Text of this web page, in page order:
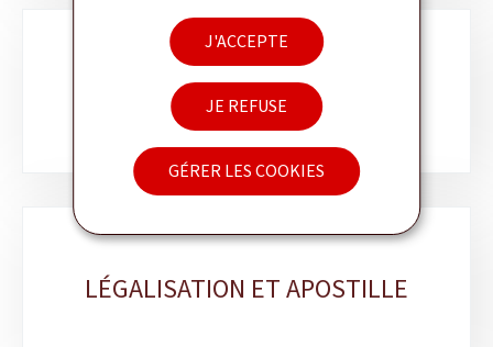
J'ACCEPTE
JE REFUSE
GÉRER LES COOKIES
VISA
LÉGALISATION ET APOSTILLE